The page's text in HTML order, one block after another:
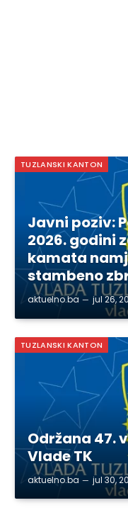
TUZLANSKI KANTON
Javni poziv:
2026. godini
kamata
stambeno
aktuelno.ba jul 26,
TUZLANSKI KANTON
Održana 47.
Vlade TK
aktuelno.ba jul 30,